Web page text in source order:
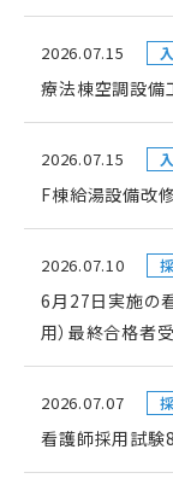
2026.07.15
療法棟空調設備
2026.07.15
F棟給湯設備改
2026.07.10
6月27日実施の
用）最終合格者
2026.07.07
看護師採用試験